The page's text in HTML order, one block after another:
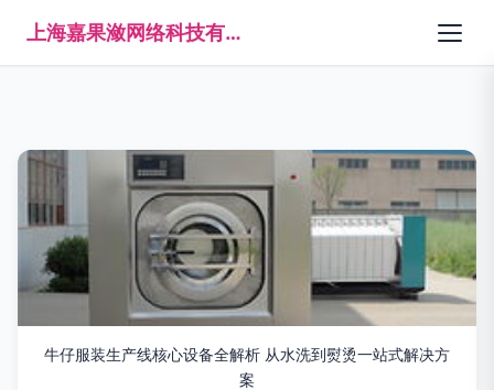
上海嘉果潋网络科技有限公司
牛仔服装生产线核心设备全解析 从水洗到熨烫一站式解决方
案